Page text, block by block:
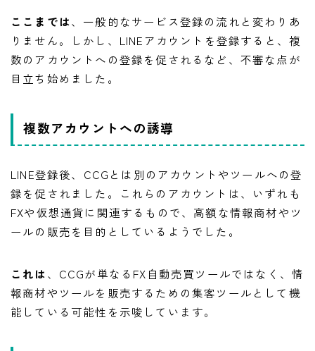
ここまでは、一般的なサービス登録の流れと変わりあ
りません。しかし、LINEアカウントを登録すると、複
数のアカウントへの登録を促されるなど、不審な点が
目立ち始めました。
複数アカウントへの誘導
LINE登録後、CCGとは別のアカウントやツールへの登
録を促されました。これらのアカウントは、いずれも
FXや仮想通貨に関連するもので、高額な情報商材やツ
ールの販売を目的としているようでした。
これは、CCGが単なるFX自動売買ツールではなく、情
報商材やツールを販売するための集客ツールとして機
能している可能性を示唆しています。